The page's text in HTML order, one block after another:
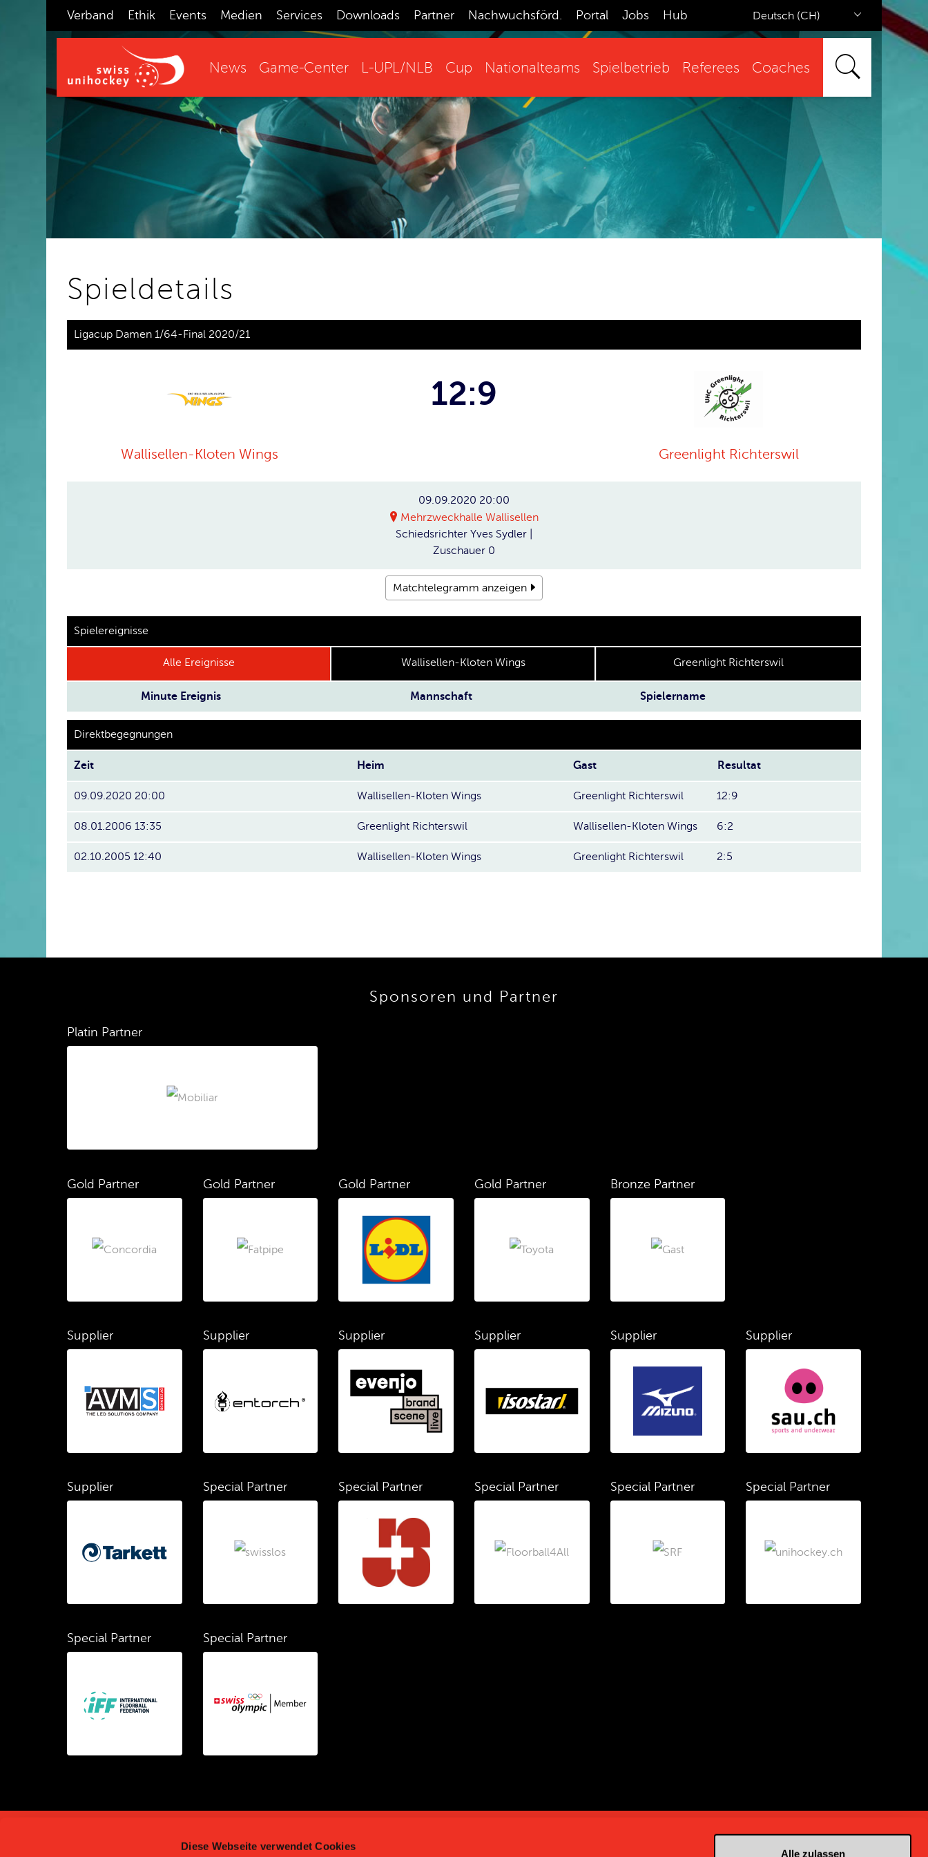
Diese Webseite verwendet Cookies
Alle zulassen
Verband Ethik Events Medien Services Downloads Partner Nachwuchsförd. Portal Jobs Hub Deutsch (CH)
News Game-Center L-UPL/NLB Cup Nationalteams Spielbetrieb Referees Coaches
Spieldetails
Ligacup Damen 1/64-Final 2020/21
Wallisellen-Kloten Wings
12:9
Greenlight Richterswil
09.09.2020 20:00
Mehrzweckhalle Wallisellen
Schiedsrichter Yves Sydler |
Zuschauer 0
Matchtelegramm anzeigen
Spielereignisse
Alle Ereignisse Wallisellen-Kloten Wings Greenlight Richterswil
Minute Ereignis Mannschaft Spielername
Direktbegegnungen
Zeit Heim Gast Resultat
09.09.2020 20:00 Wallisellen-Kloten Wings Greenlight Richterswil 12:9
08.01.2006 13:35 Greenlight Richterswil Wallisellen-Kloten Wings 6:2
02.10.2005 12:40 Wallisellen-Kloten Wings Greenlight Richterswil 2:5
Sponsoren und Partner
Platin Partner
Gold Partner Gold Partner Gold Partner Gold Partner Bronze Partner
Supplier Supplier Supplier Supplier Supplier Supplier
Supplier Special Partner Special Partner Special Partner Special Partner Special Partner
Special Partner Special Partner